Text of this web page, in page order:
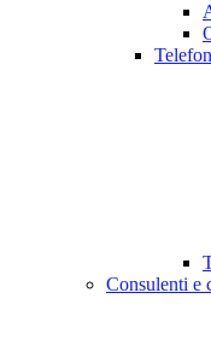
Consulenti e